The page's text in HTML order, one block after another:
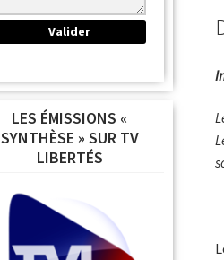
LES ÉMISSIONS «
SYNTHÈSE » SUR TV
LIBERTÉS